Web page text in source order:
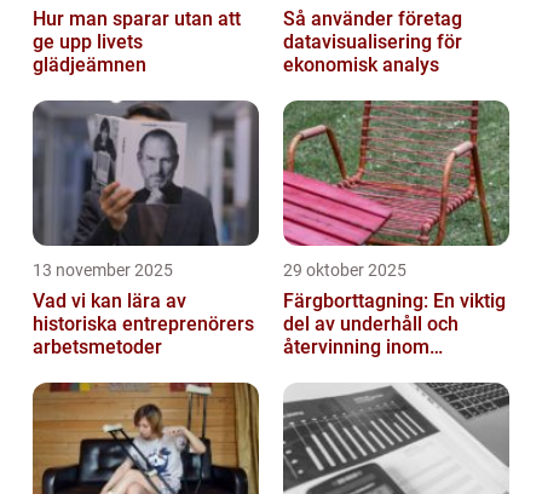
Hur man sparar utan att
ge upp livets
glädjeämnen
Så använder företag
datavisualisering för
ekonomisk analys
13 november 2025
Vad vi kan lära av
historiska entreprenörers
arbetsmetoder
29 oktober 2025
Färgborttagning: En viktig
del av underhåll och
återvinning inom